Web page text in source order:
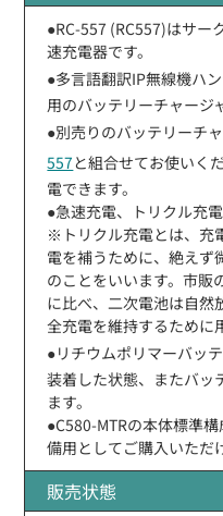
●RC-557 (RC557)はサー
速充電器です。
●多言語翻訳IP無線機ハ
用のバッテリーチャージ
●別売りのバッテリーチ
557と組合せてお使いく
電できます。
●急速充電、トリクル充
※トリクル充電とは、充
電を補うために、絶えず
のことをいいます。市販
に比べ、二次電池は自然
全充電を維持するために
●リチウムポリマーバッ
装着した状態、またバッ
ます。
●C580-MTRの本体標準
備用としてご購入いただ
販売状態